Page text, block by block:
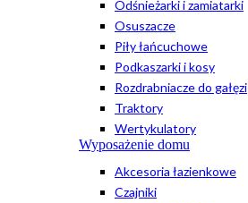
Odśnieżarki i zamiatarki
Osuszacze
Piły łańcuchowe
Podkaszarki i kosy
Rozdrabniacze do gałęzi
Traktory
Wertykulatory
Wyposażenie domu
Akcesoria łazienkowe
Czajniki